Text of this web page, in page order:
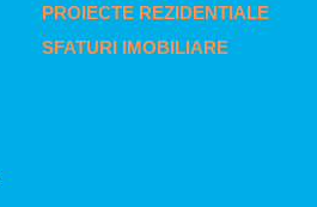
PROIECTE REZIDENTIALE
SFATURI IMOBILIARE